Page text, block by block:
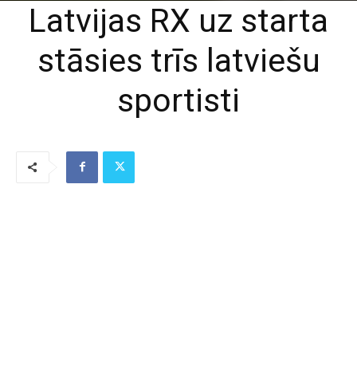
Latvijas RX uz starta
stāsies trīs latviešu
sportisti